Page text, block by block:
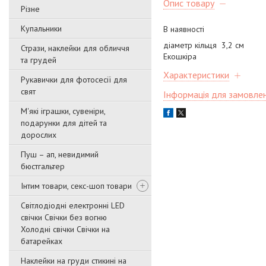
Різне
Купальники
Стрази, наклейки для обличчя
та грудей
Рукавички для фотосесії для
свят
М'які іграшки, сувеніри,
подарунки для дітей та
дорослих
Пуш – ап, невидимий
бюстгальтер
Інтим товари, секс-шоп товари
Світлодіодні електронні LED
свічки Свічки без вогню
Холодні свічки Свічки на
батарейках
Наклейки на груди стикині на
Опис товару
В наявності
діаметр кільця 3,2 см
Екошкіра
Характеристики
Інформація для